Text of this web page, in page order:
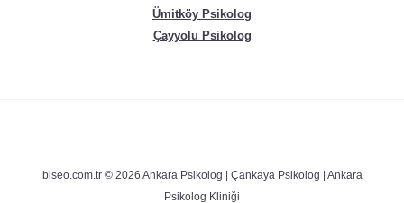
Ümitköy Psikolog
Çayyolu Psikolog
biseo.com.tr © 2026 Ankara Psikolog | Çankaya Psikolog | Ankara
Psikolog Kliniği